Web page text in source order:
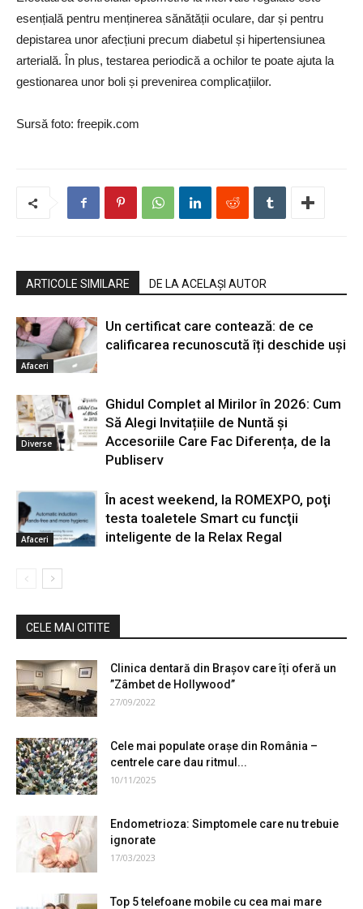
esențială pentru menținerea sănătății oculare, dar și pentru
depistarea unor afecțiuni precum diabetul și hipertensiunea
arterială. În plus, testarea periodică a ochilor te poate ajuta la
gestionarea unor boli și prevenirea complicațiilor.
Sursă foto: freepik.com
ARTICOLE SIMILARE DE LA ACELAȘI AUTOR
Afaceri
Un certificat care contează: de ce
calificarea recunoscută îți deschide uși
Diverse
Ghidul Complet al Mirilor în 2026: Cum
Să Alegi Invitațiile de Nuntă și
Accesoriile Care Fac Diferența, de la
Publiserv
Afaceri
În acest weekend, la ROMEXPO, poţi
testa toaletele Smart cu funcţii
inteligente de la Relax Regal
CELE MAI CITITE
Clinica dentară din Brașov care îți oferă un
”Zâmbet de Hollywood”
27/09/2022
Cele mai populate orașe din România –
centrele care dau ritmul...
10/11/2025
Endometrioza: Simptomele care nu trebuie
ignorate
17/03/2023
Top 5 telefoane mobile cu cea mai mare